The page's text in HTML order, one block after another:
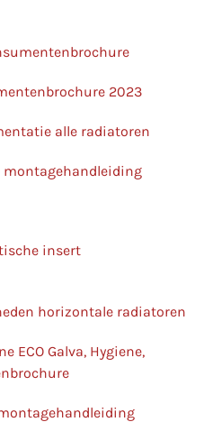
2023
alle radiatoren
montagehandleiding
insert
horizontale radiatoren
ECO Galva, Hygiene,